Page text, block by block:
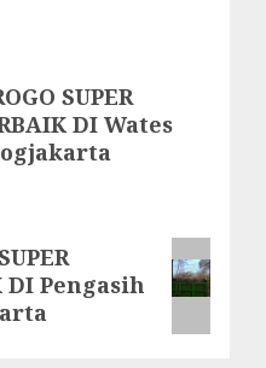
SUPER
DI Wates
DI Pengasih